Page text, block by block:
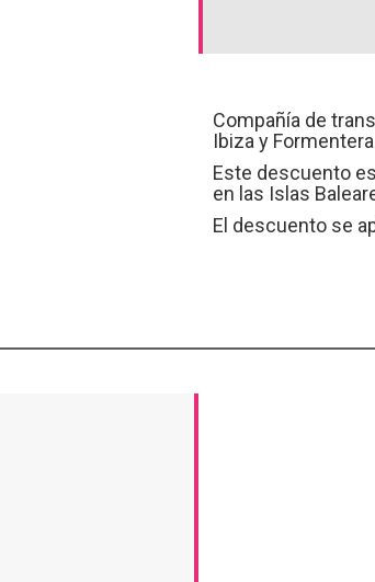
Compañía de
Ibiza y
Este descuento
en las Islas
El descuento se